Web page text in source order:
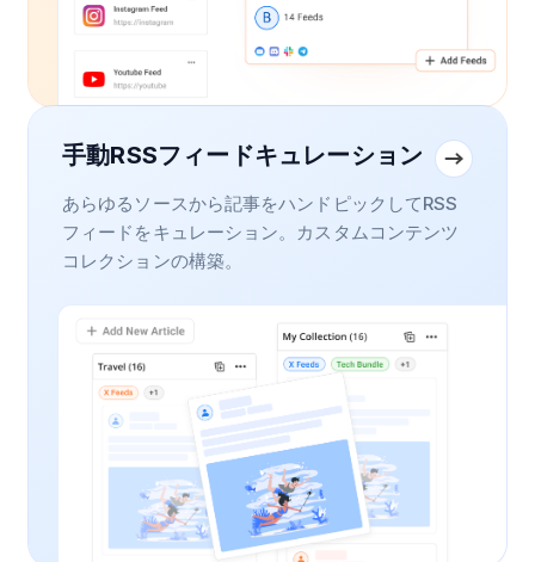
手動RSSフィードキュレーション
あらゆるソースから記事をハンドピックしてRSS
フィードをキュレーション。カスタムコンテンツ
コレクションの構築。